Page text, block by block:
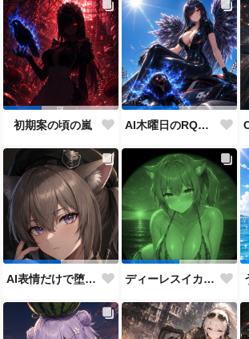
初期案の頃の嵐 AI木曜日のRQ参加作品
AI表情だけで堕とせ参加作品 ディーレスイカビキニ